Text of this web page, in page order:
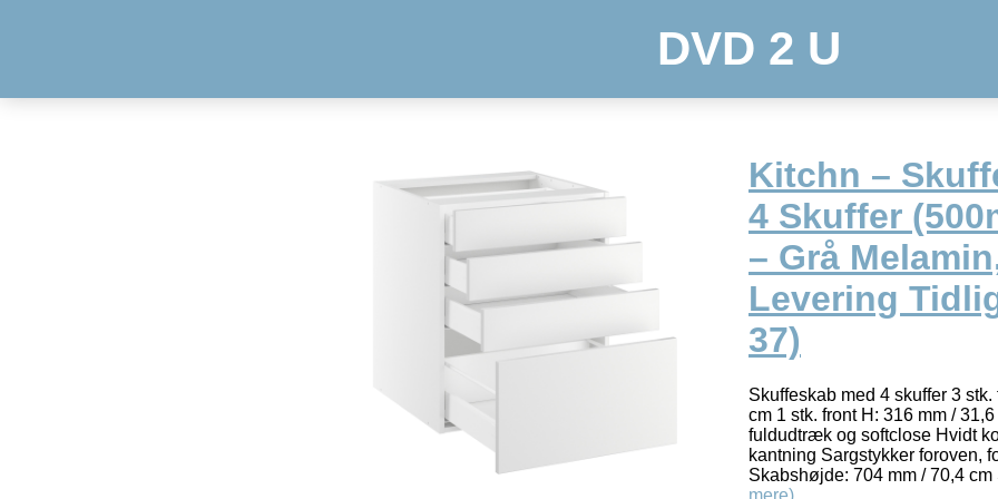
DVD 2 U
Kitchn –
4 Skuffer
– Grå
Levering
37)
Skuffeskab med 4 skuffer 3
cm 1 stk. front H: 316 mm /
fuldudtræk og softclose Hvidt
kantning Sargstykker foroven,
Skabshøjde: 704 mm / 70,4
mere)